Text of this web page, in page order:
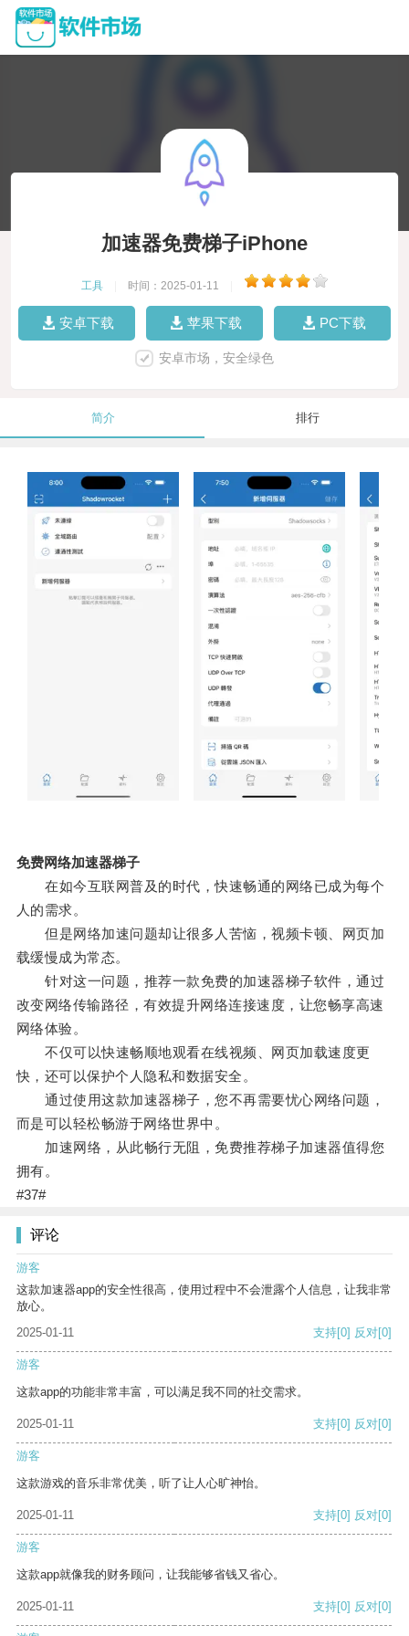
加速器免费梯子iPhone
工具 时间：2025-01-11
安卓下载 苹果下载 PC下载
安卓市场，安全绿色
简介 排行
免费网络加速器梯子
在如今互联网普及的时代，快速畅通的网络已成为每个
人的需求。
但是网络加速问题却让很多人苦恼，视频卡顿、网页加
载缓慢成为常态。
针对这一问题，推荐一款免费的加速器梯子软件，通过
改变网络传输路径，有效提升网络连接速度，让您畅享高速
网络体验。
不仅可以快速畅顺地观看在线视频、网页加载速度更
快，还可以保护个人隐私和数据安全。
通过使用这款加速器梯子，您不再需要忧心网络问题，
而是可以轻松畅游于网络世界中。
加速网络，从此畅行无阻，免费推荐梯子加速器值得您
拥有。
#37#
评论
游客
这款加速器app的安全性很高，使用过程中不会泄露个人信息，让我非常
放心。
2025-01-11
支持[0] 反对[0]
游客
这款app的功能非常丰富，可以满足我不同的社交需求。
2025-01-11 支持[0] 反对[0]
游客
这款游戏的音乐非常优美，听了让人心旷神怡。
2025-01-11 支持[0] 反对[0]
游客
这款app就像我的财务顾问，让我能够省钱又省心。
2025-01-11 支持[0] 反对[0]